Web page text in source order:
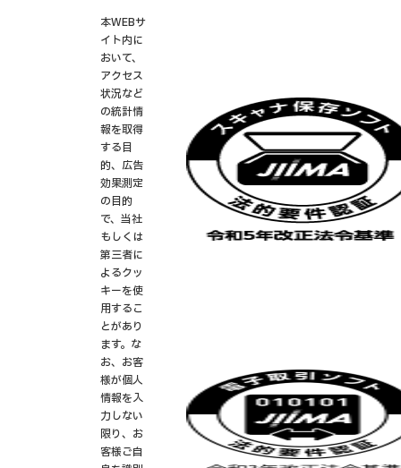
本WEBサ
イト内に
おいて、
アクセス
状況など
の統計情
報を取得
する目
的、広告
効果測定
の目的
で、当社
もしくは
第三者に
よるクッ
キーを使
用するこ
とがあり
ます。な
お、お客
様が個人
情報を入
力しない
限り、お
客様ご自